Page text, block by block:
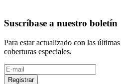
Suscríbase a nuestro boletín
Para estar actualizado con las
coberturas especiales.
Registrar